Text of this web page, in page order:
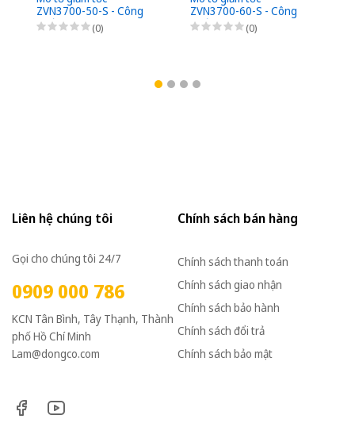
ZVN3700-50-S - Công
suất 3700W (5HP) - 1/50
- Chân đế - 3Pha
(0)
ZVN3700-60-S - Công
suất 3700W (5HP) - 1/60
- Chân đế - 3Pha
(0)
Liên hệ chúng tôi
Gọi cho chúng tôi 24/7
0909 000 786
KCN Tân Bình, Tây Thạnh, Thành
phố Hồ Chí Minh
Lam@dongco.com
Chính sách bán hàng
Chính sách thanh toán
Chính sách giao nhận
Chính sách bảo hành
Chính sách đổi trả
Chính sách bảo mật